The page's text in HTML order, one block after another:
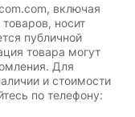
включая
носит
публичной
товара могут
Для
и стоимости
по телефону: